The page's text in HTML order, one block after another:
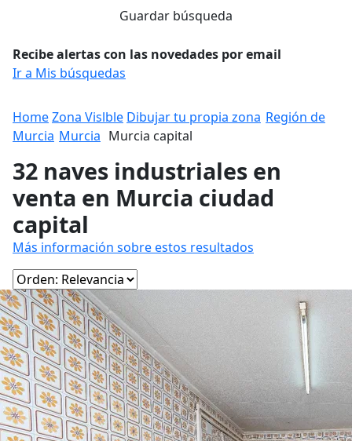
Guardar búsqueda
Recibe alertas con las novedades por email
Ir a Mis búsquedas
HomeZona Vislble Dibujar tu propia zona Región de
Murcia Murcia Murcia capital
32 naves industriales en
venta en Murcia ciudad
capital
Más información sobre estos resultados